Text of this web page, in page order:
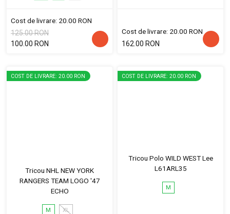
Cost de livrare: 20.00 RON
125.00 RON
100.00 RON
Cost de livrare: 20.00 RON
162.00 RON
COST DE LIVRARE: 20.00 RON
Tricou NHL NEW YORK
RANGERS TEAM LOGO '47
ECHO
M XL
COST DE LIVRARE: 20.00 RON
Tricou Polo WILD WEST Lee
L61ARL35
M